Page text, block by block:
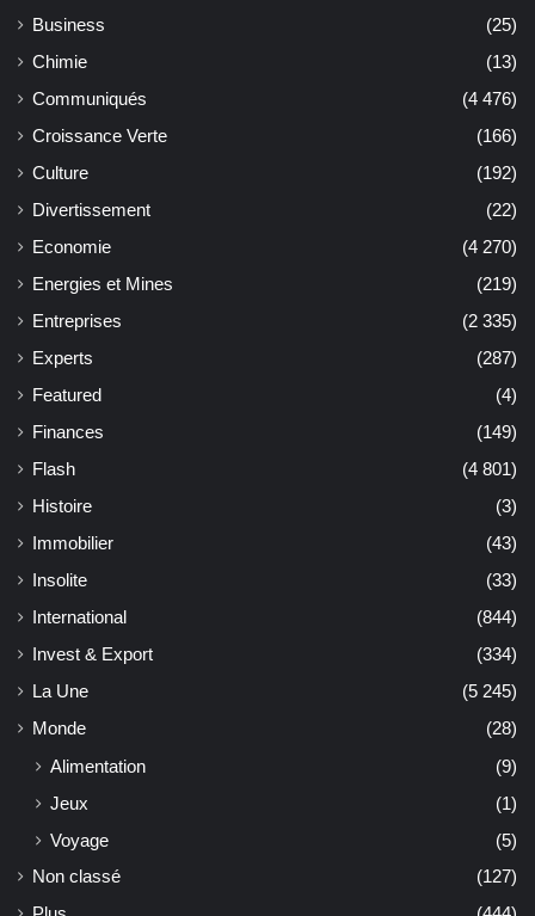
Business
(25)
Chimie
(13)
Communiqués
(4 476)
Croissance Verte
(166)
Culture
(192)
Divertissement
(22)
Economie
(4 270)
Energies et Mines
(219)
Entreprises
(2 335)
Experts
(287)
Featured
(4)
Finances
(149)
Flash
(4 801)
Histoire
(3)
Immobilier
(43)
Insolite
(33)
International
(844)
Invest & Export
(334)
La Une
(5 245)
Monde
(28)
Alimentation
(9)
Jeux
(1)
Voyage
(5)
Non classé
(127)